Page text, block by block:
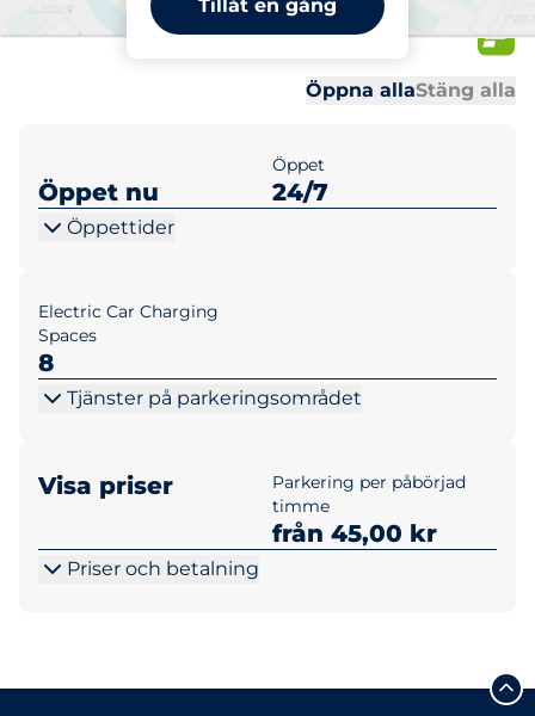
Tillåt en gång
park
Öppna allaStäng alla
Öppet nu
Öppet
24/7
Öppettider
Electric Car Charging
Spaces
8
Tjänster på parkeringsområdet
Visa priser
Parkering per påbörjad
timme
från 45,00 kr
Priser och betalning